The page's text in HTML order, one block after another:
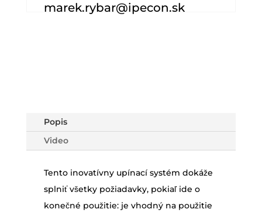
marek.rybar@ipecon.sk
Popis
Video
Tento inovatívny upínací systém dokáže
splniť všetky požiadavky, pokiaľ ide o
konečné použitie: je vhodný na použitie